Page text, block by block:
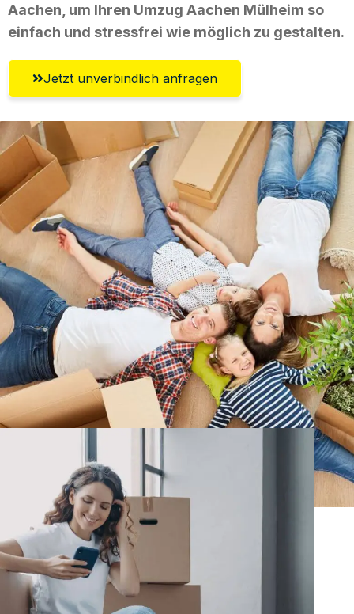
Aachen, um Ihren Umzug Aachen Mülheim so
einfach und stressfrei wie möglich zu gestalten.
Jetzt unverbindlich anfragen